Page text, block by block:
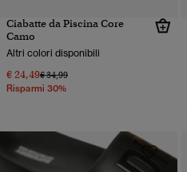
Ciabatte da Piscina Core
Camo
Altri colori disponibili
€ 24,49Prezzo ridotto da
€ 34,99a
Risparmi 30%